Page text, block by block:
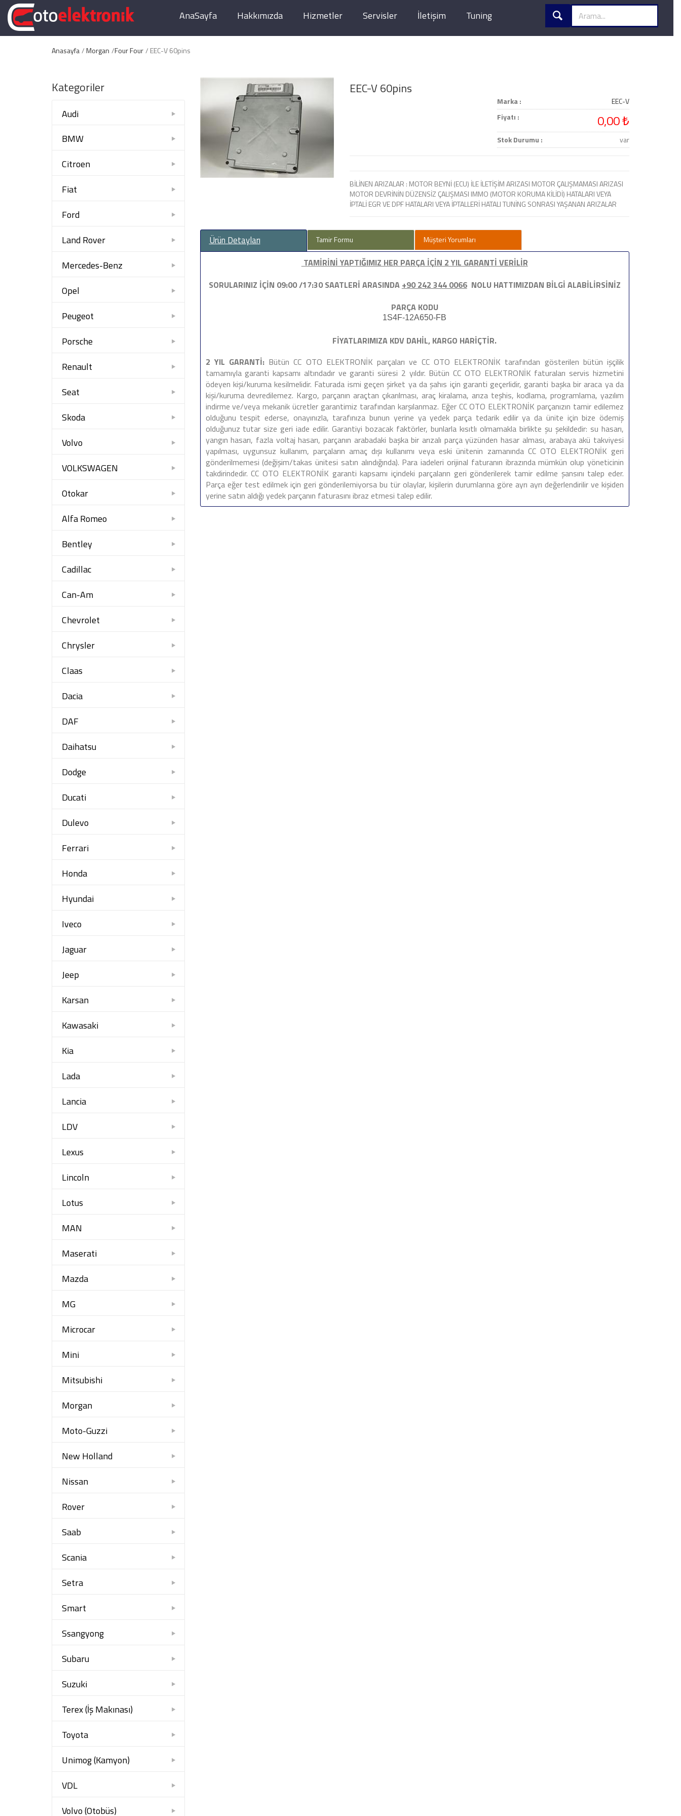
AnaSayfa Hakkımızda Hizmetler Servisler İletişim Tuning
Anasayfa Morgan Four Four EEC-V 60pins
Kategoriler
Audi
BMW
Citroen
Fiat
Ford
Land Rover
Mercedes-Benz
Opel
Peugeot
Porsche
Renault
Seat
Skoda
Volvo
VOLKSWAGEN
Otokar
Alfa Romeo
Bentley
Cadillac
Can-Am
Chevrolet
Chrysler
Claas
Dacia
DAF
Daihatsu
Dodge
Ducati
Dulevo
Ferrari
Honda
Hyundai
Iveco
Jaguar
Jeep
Karsan
Kawasaki
Kia
Lada
Lancia
LDV
Lexus
Lincoln
Lotus
MAN
Maserati
Mazda
MG
Microcar
Mini
Mitsubishi
Morgan
Moto-Guzzi
New Holland
Nissan
Rover
Saab
Scania
Setra
Smart
Ssangyong
Subaru
Suzuki
Terex (İş Makınası)
Toyota
Unimog (Kamyon)
VDL
Volvo (Otobüs)
EEC-V 60pins
Marka :
EEC-V
Fiyatı :
0,00 ₺
Stok Durumu : var
BİLİNEN ARIZALAR : MOTOR BEYNİ (ECU) İLE İLETİŞİM ARIZASI MOTOR ÇALIŞMAMASI ARIZASI
MOTOR DEVRİNİN DÜZENSİZ ÇALIŞMASI IMMO (MOTOR KORUMA KİLİDİ) HATALARI VEYA
İPTALİ EGR VE DPF HATALARI VEYA İPTALLERİ HATALI TUNİNG SONRASI YAŞANAN ARIZALAR
Ürün Detayları Tamir Formu Müşteri Yorumları
TAMİRİNİ YAPTIĞIMIZ HER PARÇA İÇİN 2 YIL GARANTİ VERİLİR
SORULARINIZ İÇİN 09:00 /17:30 SAATLERİ ARASINDA +90 242 344 0066NOLU HATTIMIZDAN BİLGİ ALABİLİRSİNİZ
PARÇA KODU
1S4F-12A650-FB
FİYATLARIMIZA KDV DAHİL, KARGO HARİÇTİR.
2 YIL GARANTİ: Bütün CC OTO ELEKTRONİK parçaları ve CC OTO ELEKTRONİK tarafından gösterilen bütün işçilik
tamamıyla garanti kapsamı altındadır ve garanti süresi 2 yıldır. Bütün CC OTO ELEKTRONİK faturaları servis hizmetini
ödeyen kişi/kuruma kesilmelidir. Faturada ismi geçen şirket ya da şahıs için garanti geçerlidir, garanti başka bir araca ya da
kişi/kuruma devredilemez. Kargo, parçanın araçtan çıkarılması, araç kiralama, arıza teşhis, kodlama, programlama, yazılım
indirme ve/veya mekanik ücretler garantimiz tarafından karşılanmaz. Eğer CC OTO ELEKTRONİK parçanızın tamir edilemez
olduğunu tespit ederse, onayınızla, tarafınıza bunun yerine ya yedek parça tedarik edilir ya da ünite için bize ödemiş
olduğunuz tutar size geri iade edilir. Garantiyi bozacak faktörler, bunlarla kısıtlı olmamakla birlikte şu şekildedir: su hasarı,
yangın hasarı, fazla voltaj hasarı, parçanın arabadaki başka bir arızalı parça yüzünden hasar alması, arabaya akü takviyesi
yapılması, uygunsuz kullanım, parçaların amaç dışı kullanımı veya eski ünitenin zamanında CC OTO ELEKTRONİK geri
gönderilmemesi (değişim/takas ünitesi satın alındığında). Para iadeleri orijinal faturanın ibrazında mümkün olup yöneticinin
takdirindedir. CC OTO ELEKTRONİK garanti kapsamı içindeki parçaların geri gönderilerek tamir edilme şansını talep eder.
Parça eğer test edilmek için geri gönderilemiyorsa bu tür olaylar, kişilerin durumlarına göre ayrı ayrı değerlendirilir ve kişiden
yerine satın aldığı yedek parçanın faturasını ibraz etmesi talep edilir.